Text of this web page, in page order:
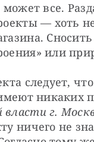
может все.
— хоть
или
следует,
никаких
власти г.
ничего не